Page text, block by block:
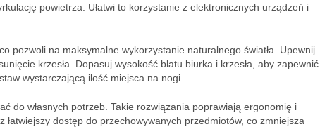
powietrza. Ułatwi to korzystanie z elektronicznych urządzeń i
pozwoli na maksymalne wykorzystanie naturalnego światła. Upewnij
krzesła. Dopasuj wysokość blatu biurka i krzesła, aby zapewnić
wystarczającą ilość miejsca na nogi.
do własnych potrzeb. Takie rozwiązania poprawiają ergonomię i
dostęp do przechowywanych przedmiotów, co zmniejsza